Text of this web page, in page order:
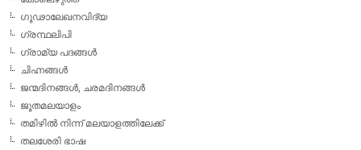
ഗൂഢാലേഖനവിദ്യ
ഗ്രന്ഥലിപി
ഗ്രാമ്യ പദങ്ങള്‍
ചിഹ്നങ്ങള്‍
ജന്മദിനങ്ങള്‍, ചരമദിനങ്ങള്‍
ജൂതമലയാളം
തമിഴില്‍ നിന്ന് മലയാളത്തിലേക്ക്
തലശേരി ഭാഷ